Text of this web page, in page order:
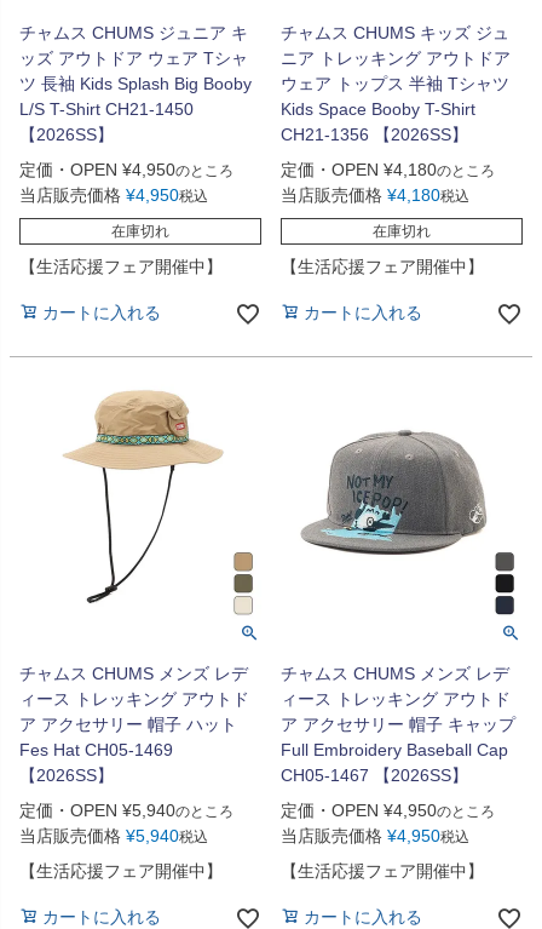
チャムス CHUMS ジュニア キ
ッズ アウトドア ウェア Tシャ
ツ 長袖 Kids Splash Big Booby
L/S T-Shirt CH21-1450
【2026SS】
定価・OPEN ¥4,950のところ
当店販売価格 ¥4,950税込
在庫切れ
【生活応援フェア開催中】
カートに入れる
チャムス CHUMS キッズ ジュ
ニア トレッキング アウトドア
ウェア トップス 半袖 Tシャツ
Kids Space Booby T-Shirt
CH21-1356 【2026SS】
定価・OPEN ¥4,180のところ
当店販売価格 ¥4,180税込
在庫切れ
【生活応援フェア開催中】
カートに入れる
チャムス CHUMS メンズ レデ
ィース トレッキング アウトド
ア アクセサリー 帽子 ハット
Fes Hat CH05-1469
【2026SS】
定価・OPEN ¥5,940のところ
当店販売価格 ¥5,940税込
【生活応援フェア開催中】
カートに入れる
チャムス CHUMS メンズ レデ
ィース トレッキング アウトド
ア アクセサリー 帽子 キャップ
Full Embroidery Baseball Cap
CH05-1467 【2026SS】
定価・OPEN ¥4,950のところ
当店販売価格 ¥4,950税込
【生活応援フェア開催中】
カートに入れる